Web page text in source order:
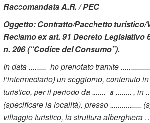
Raccomandata A.R. / PEC
Oggetto: Contratto/Pacchetto turistico/
Reclamo ex art. 91 Decreto Legislativo
n. 206 (“Codice del Consumo”).
In data ......... ho prenotato tramite
l’intermediario) un soggiorno, contenuto
turistico, per il periodo da ....... a ........ , in
(specificare la località), presso ................
villaggio turistico, la struttura alberghiera